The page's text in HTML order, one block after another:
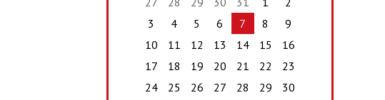
3
4 5 6 7 8
9
10
11 12 13 14 15
16
17
18 19 20 21 22
23
24
25 26 27 28 29
30